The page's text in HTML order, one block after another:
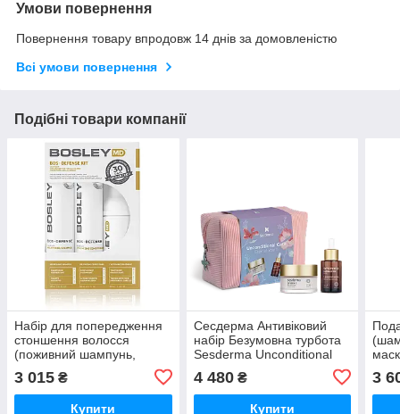
Умови повернення
Повернення товару впродовж 14 днів за домовленістю
Всі умови повернення
Подібні товари компанії
Набір для попередження
стоншення волосся
(поживний шампунь,
кондиціонер для обʼєму,
ущільнюючий догляд)
BOS Defense BOSLEY
3 015 ₴
Купити
Сесдерма Антивіковий
набір Безумовна турбота
Sesderma Unconditional
4 480₴
Купити
3